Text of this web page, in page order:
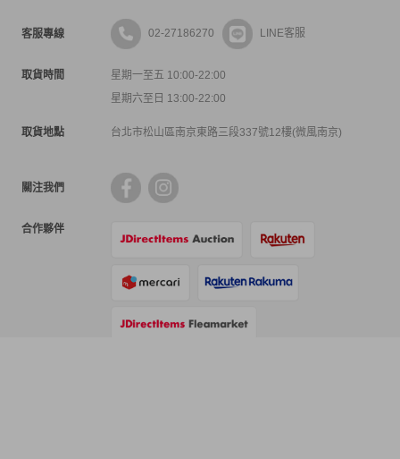
客服專線 02-27186270 LINE客服
取貨時間
星期一至五 10:00-22:00
星期六至日 13:00-22:00
取貨地點 台北市松山區南京東路三段337號12樓(微風南京)
關注我們
合作夥伴